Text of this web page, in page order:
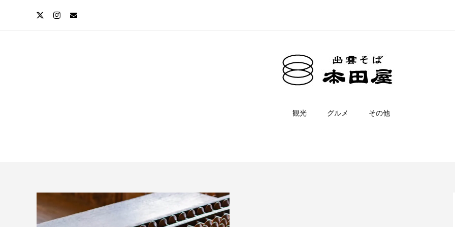
観光 グルメ その他